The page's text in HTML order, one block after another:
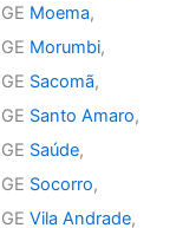
Moema,
Morumbi,
Sacomã,
Santo Amaro,
Saúde,
Socorro,
GEVila Andrade,